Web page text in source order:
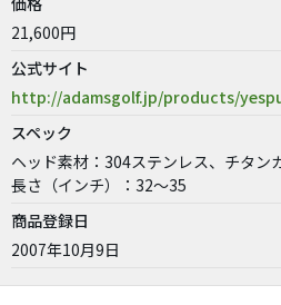
21,600円
公式サイト
http://adamsgolf.jp/products/
スペック
ヘッド素材：304ステンレス、チタン
長さ（インチ）：32〜35
商品登録日
2007年10月9日